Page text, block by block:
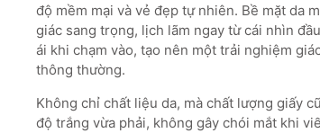
độ mềm mại và vẻ đẹp tự nhiên. Bề mặt da
giác sang trọng, lịch lãm ngay từ cái nhìn
ái khi chạm vào, tạo nên một trải nghiệm
thông thường.
Không chỉ chất liệu da, mà chất lượng giấy
độ trắng vừa phải, không gây chói mắt khi